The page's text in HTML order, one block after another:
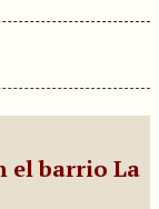
el barrio La